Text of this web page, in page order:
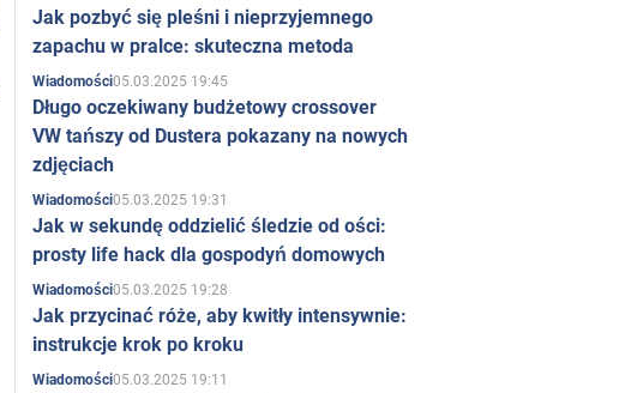
Jak pozbyć się pleśni i nieprzyjemnego
zapachu w pralce: skuteczna metoda
Wiadomości05.03.2025 19:45
Długo oczekiwany budżetowy crossover
VW tańszy od Dustera pokazany na nowych
zdjęciach
Wiadomości05.03.2025 19:31
Jak w sekundę oddzielić śledzie od ości:
prosty life hack dla gospodyń domowych
Wiadomości05.03.2025 19:28
Jak przycinać róże, aby kwitły intensywnie:
instrukcje krok po kroku
Wiadomości05.03.2025 19:11